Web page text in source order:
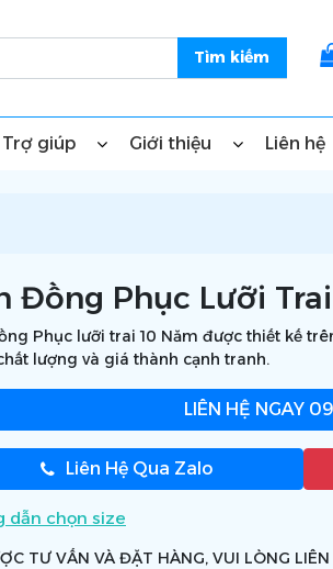
Trợ giúp Giới thiệu Liên hệ
Đồng Phục Lưỡi
Phục lưỡi trai 10 Năm được thiết kế
lượng và giá thành cạnh tranh.
LIÊN HỆ NGAY
Liên Hệ Qua Zalo
dẫn chọn size
TƯ VẤN VÀ ĐẶT HÀNG, VUI LÒNG LIÊN